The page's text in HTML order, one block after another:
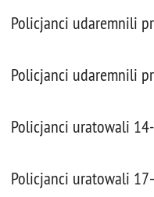
Policjanci udaremnili
Policjanci udaremnili
Policjanci uratowali
Policjanci uratowali